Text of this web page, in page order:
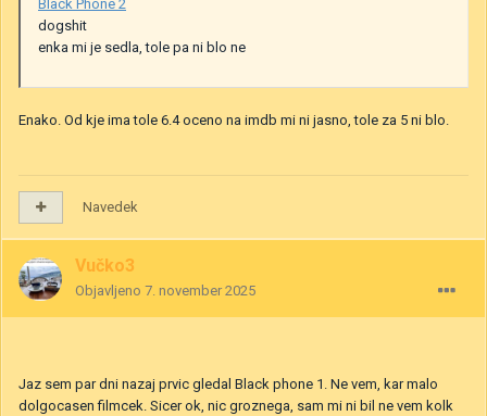
Black Phone 2
dogshit
enka mi je sedla, tole pa ni blo ne
Enako. Od kje ima tole 6.4 oceno na imdb mi ni jasno, tole za 5 ni blo.
Navedek
Vučko3
Objavljeno 7. november 2025
Jaz sem par dni nazaj prvic gledal Black phone 1. Ne vem, kar malo
dolgocasen filmcek. Sicer ok, nic groznega, sam mi ni bil ne vem kolk